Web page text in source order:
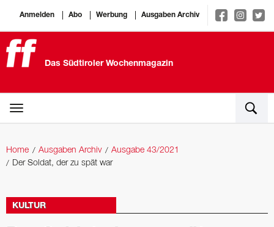
Anmelden Abo Werbung Ausgaben Archiv
Das Südtiroler Wochenmagazin
Home Ausgaben Archiv
Ausgabe 43/2021
Der Soldat, der zu spät war
KULTUR